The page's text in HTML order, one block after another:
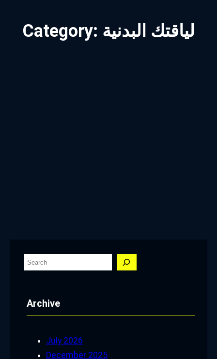
Category: لياقتك البدنية
S
rArchive
July 2026
December 2025